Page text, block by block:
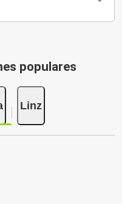
populares
Linz